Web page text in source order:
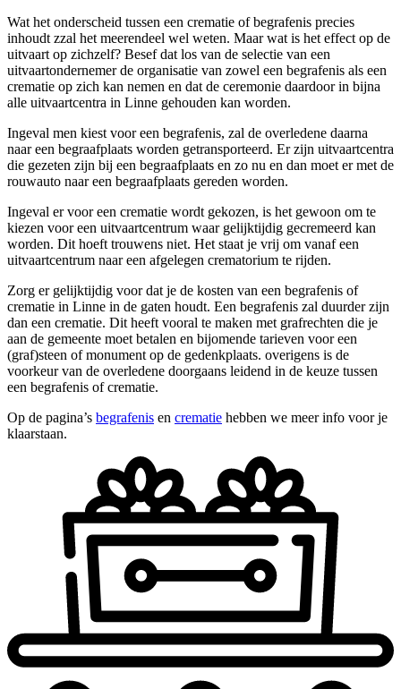
Wat het onderscheid tussen een crematie of begrafenis precies
inhoudt zzal het meerendeel wel weten. Maar wat is het effect op de
uitvaart op zichzelf? Besef dat los van de selectie van een
uitvaartondernemer de organisatie van zowel een begrafenis als een
crematie op zich kan nemen en dat de ceremonie daardoor in bijna
alle uitvaartcentra in Linne gehouden kan worden.
Ingeval men kiest voor een begrafenis, zal de overledene daarna
naar een begraafplaats worden getransporteerd. Er zijn uitvaartcentra
die gezeten zijn bij een begraafplaats en zo nu en dan moet er met de
rouwauto naar een begraafplaats gereden worden.
Ingeval er voor een crematie wordt gekozen, is het gewoon om te
kiezen voor een uitvaartcentrum waar gelijktijdig gecremeerd kan
worden. Dit hoeft trouwens niet. Het staat je vrij om vanaf een
uitvaartcentrum naar een afgelegen crematorium te rijden.
Zorg er gelijktijdig voor dat je de kosten van een begrafenis of
crematie in Linne in de gaten houdt. Een begrafenis zal duurder zijn
dan een crematie. Dit heeft vooral te maken met grafrechten die je
aan de gemeente moet betalen en bijomende tarieven voor een
(graf)steen of monument op de gedenkplaats. overigens is de
voorkeur van de overledene doorgaans leidend in de keuze tussen
een begrafenis of crematie.
Op de pagina’s begrafenis en crematie hebben we meer info voor je
klaarstaan.